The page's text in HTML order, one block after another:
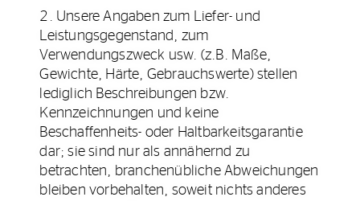
2. Unsere Angaben zum Liefer- und
Leistungsgegenstand, zum
Verwendungszweck usw. (z.B. Maße,
Gewichte, Härte, Gebrauchswerte) stellen
lediglich Beschreibungen bzw.
Kennzeichnungen und keine
Beschaffenheits- oder Haltbarkeitsgarantie
dar; sie sind nur als annähernd zu
betrachten, branchenübliche Abweichungen
bleiben vorbehalten, soweit nichts anderes